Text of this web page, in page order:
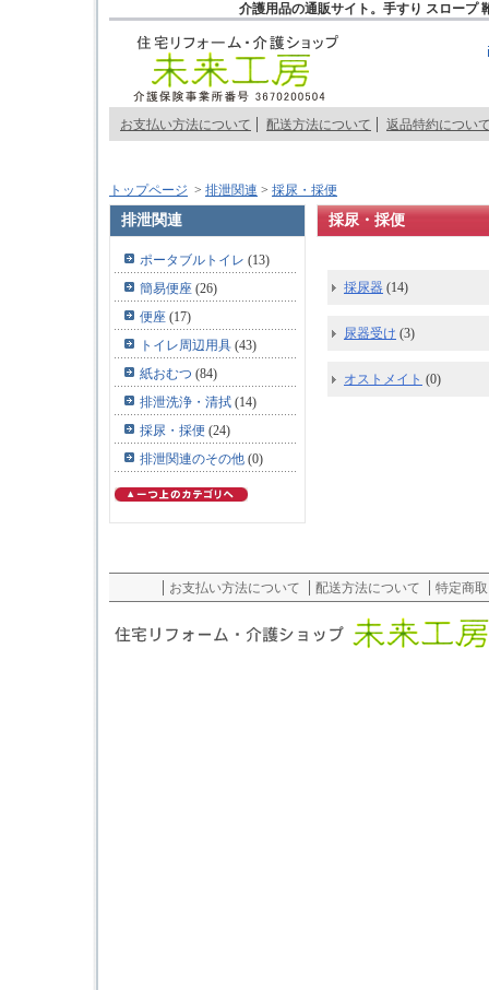
介護用品の通販サイト。手すり スロープ
お支払い方法について 配送方法について 返品特約につい
トップページ > 排泄関連 > 採尿・採便
排泄関連
ポータブルトイレ (13)
簡易便座 (26)
便座 (17)
トイレ周辺用具 (43)
紙おむつ (84)
排泄洗浄・清拭 (14)
採尿・採便 (24)
排泄関連のその他 (0)
採尿・採便
採尿器 (14)
尿器受け (3)
オストメイト (0)
お支払い方法について 配送方法について 特定商